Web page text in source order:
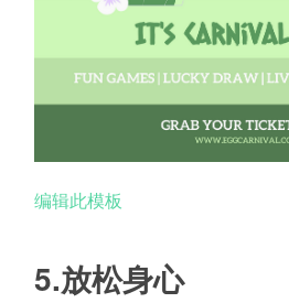
编辑此模板
5.放松身心